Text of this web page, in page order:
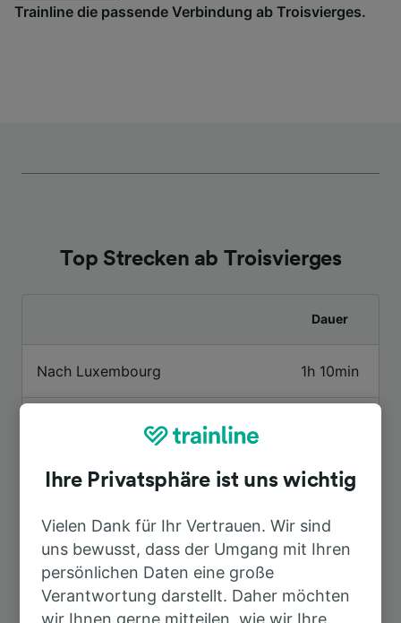
Trainline die passende Verbindung ab Troisvierges.
Top Strecken ab Troisvierges
Dauer
Nach Luxembourg 1h 10min
Nach Liège-Guillemins
Nach Aachen Hbf 2h 0min
Nach Ettelbruck 39min
Nach Amsterdam
Ihre Privatsphäre ist uns wichtig
Vielen Dank für Ihr Vertrauen. Wir sind
uns bewusst, dass der Umgang mit Ihren
persönlichen Daten eine große
Verantwortung darstellt. Daher möchten
wir Ihnen gerne mitteilen, wie wir Ihre